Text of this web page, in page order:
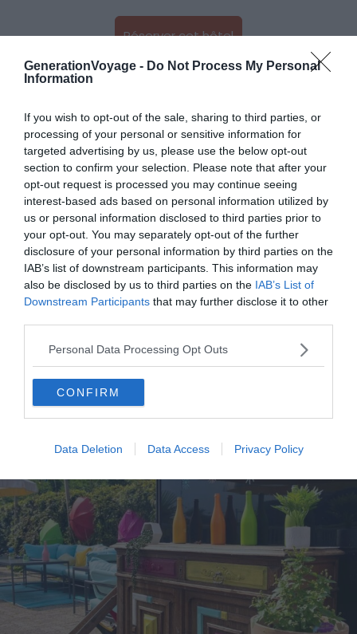
GenerationVoyage - Do Not Process My Personal
Information
If you wish to opt-out of the sale, sharing to third parties, or
processing of your personal or sensitive information for
targeted advertising by us, please use the below opt-out
section to confirm your selection. Please note that after your
opt-out request is processed you may continue seeing
interest-based ads based on personal information utilized by
us or personal information disclosed to third parties prior to
your opt-out. You may separately opt-out of the further
disclosure of your personal information by third parties on the
IAB’s list of downstream participants. This information may
also be disclosed by us to third parties on the IAB’s List of
Downstream Participants that may further disclose it to other
Personal Data Processing Opt Outs
CONFIRM
Data Deletion Data Access Privacy Policy
Réserver cet hôtel
À lire aussi sur le guide Reims :
Visiter Reims : les 8 choses incontournables à faire
Les 6 meilleurs hôtels à Reims
Dans quel quartier loger à Reims ?
Airbnb Reims : les meilleurs appartements Airbnb à
Reims
Mercure Reims Parc Des Expositions :
un décor original aux saveurs
régionales